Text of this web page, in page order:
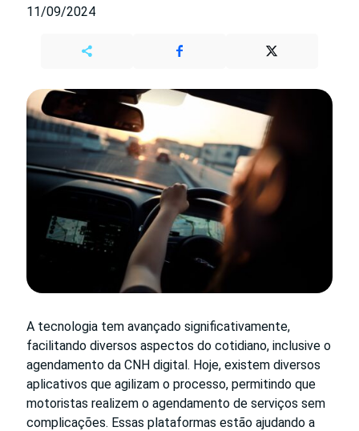
11/09/2024
A tecnologia tem avançado significativamente,
facilitando diversos aspectos do cotidiano, inclusive o
agendamento da CNH digital. Hoje, existem diversos
aplicativos que agilizam o processo, permitindo que
motoristas realizem o agendamento de serviços sem
complicações. Essas plataformas estão ajudando a